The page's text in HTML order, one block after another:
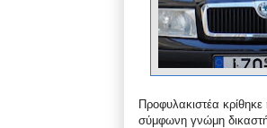
Προφυλακιστέα κρίθηκε
σύμφωνη γνώμη δικαστή